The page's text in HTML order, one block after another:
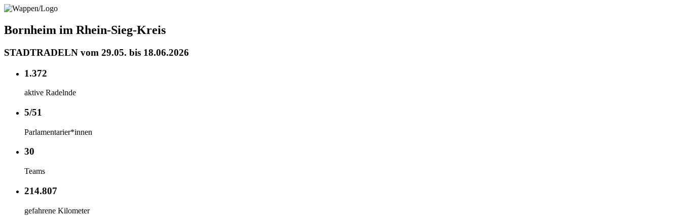
Bornheim im Rhein-Sieg-Kreis
STADTRADELN vom 29.05. bis 18.06.2026
1.372
aktive Radelnde
5/51
Parlamentarier*innen
30
Teams
214.807
gefahrene Kilometer